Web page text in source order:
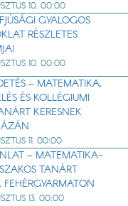
10. 00:00
GYALOGOS
RÉSZLETES
10. 00:00
– MATEMATIKA,
ÉS KOLLÉGIUMI
KERESNEK
11. 00:00
– MATEMATIKA-
TANÁRT
FEHÉRGYARMATON
13. 00:00